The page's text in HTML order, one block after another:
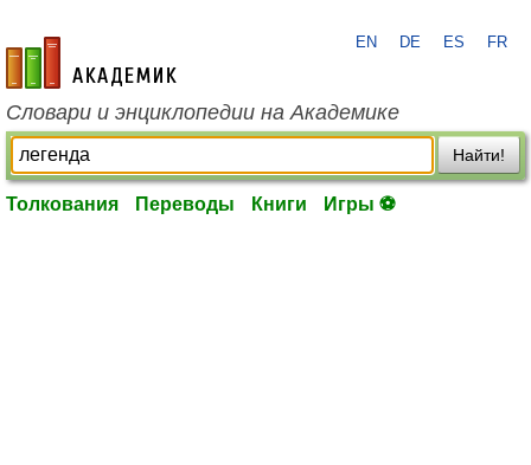
academic.ru
EN DE ES FR
Словари и энциклопедии на Академике
Найти!
Толкования Переводы Книги Игры ⚽